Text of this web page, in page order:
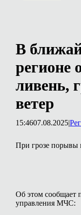
В
регионе
ливень,
ветер
15:4607.08.2025|
При грозе порывы
Об этом сообщает
управления МЧС: